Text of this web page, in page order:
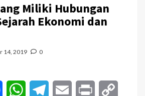
Miliki Hubungan
Ekonomi dan
14, 2019 0
FacebookWhatsAppTelegramEmail Print